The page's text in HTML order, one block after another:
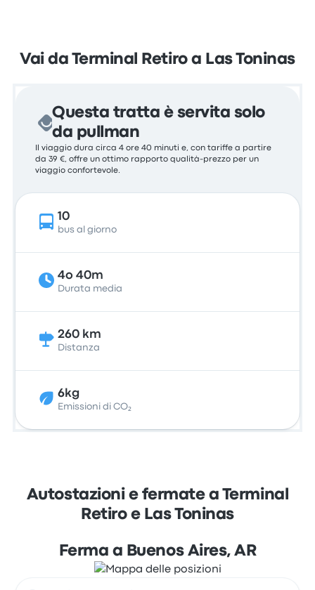
Vai da Terminal Retiro a Las Toninas
Questa tratta è servita solo
da pullman
Il viaggio dura circa 4 ore 40 minuti e, con tariffe a partire
da 39 €, offre un ottimo rapporto qualità-prezzo per un
viaggio confortevole.
10
bus al giorno
4o 40m
Durata media
260 km
Distanza
6kg
Emissioni di CO₂
Autostazioni e fermate a Terminal
Retiro e Las Toninas
Ferma a Buenos Aires, AR